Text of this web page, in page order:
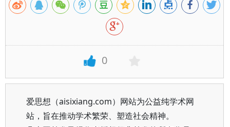
0
爱思想（aisixiang.com）网站为公益纯学术网
站，旨在推动学术繁荣、塑造社会精神。